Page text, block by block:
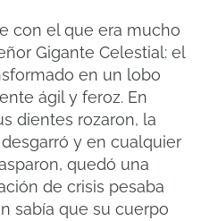
con el que era mucho
Gigante Celestial: el
en un lobo
ágil y feroz. En
dientes rozaron, la
y en cualquier
quedó una
de crisis pesaba
sabía que su cuerpo